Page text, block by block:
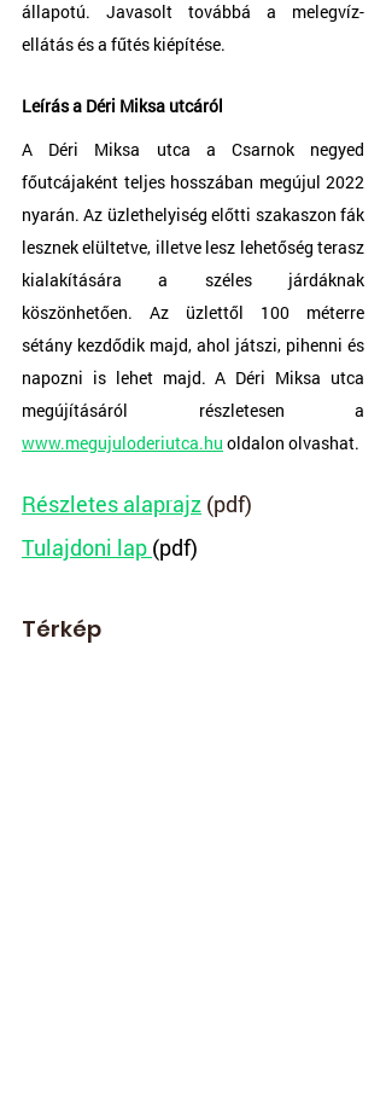
állapotú. Javasolt továbbá a melegvíz-
ellátás és a fűtés kiépítése.
Leírás a Déri Miksa utcáról
A Déri Miksa utca a Csarnok negyed
főutcájaként teljes hosszában megújul 2022
nyarán. Az üzlethelyiség előtti szakaszon fák
lesznek elültetve, illetve lesz lehetőség terasz
kialakítására a széles járdáknak
köszönhetően. Az üzlettől 100 méterre
sétány kezdődik majd, ahol játszi, pihenni és
napozni is lehet majd. A Déri Miksa utca
www.megujuloderiutca.hu oldalon olvashat.
Részletes alaprajz (pdf)
Tulajdoni lap (pdf)
Térkép